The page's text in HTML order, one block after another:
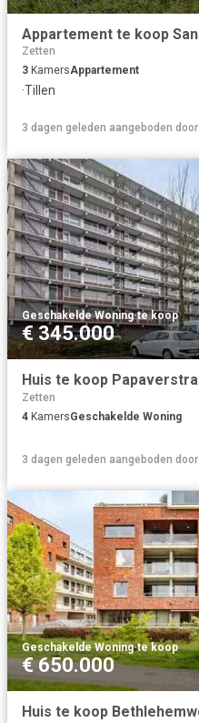
Zetten
3 KamersAppartement
·Tillen
3 dagen geleden aangeboden door
Geschakelde Woning·te koop
€ 345.000
Zetten
4 KamersGeschakelde Woning
3 dagen geleden aangeboden door
Geschakelde Woning·te koop
€ 650.000